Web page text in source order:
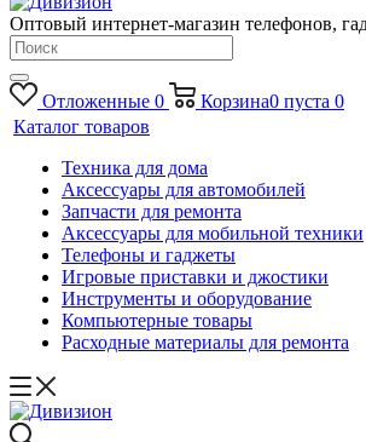
Оптовый интернет-магазин телефонов,
Отложенные 0 Корзина0 пуста 0
Каталог товаров
Техника для дома
Аксессуары для автомобилей
Запчасти для ремонта
Аксессуары для мобильной техники
Телефоны и гаджеты
Игровые приставки и джостики
Инструменты и оборудование
Компьютерные товары
Расходные материалы для ремонта